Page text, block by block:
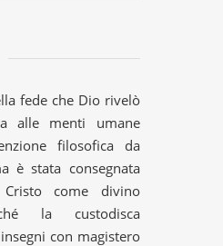
alle menti umane
filosofica da
è stata consegnata
come divino
la custodisca
con magistero